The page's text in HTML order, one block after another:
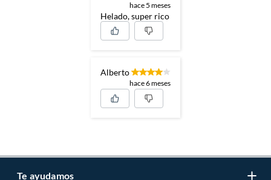
hace 5 meses
Helado, super rico
Alberto
hace 6 meses
Te ayudamos